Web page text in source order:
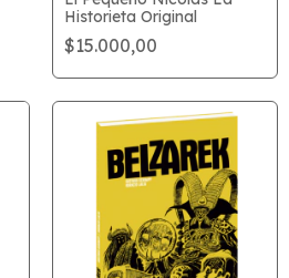
Historieta Original
$15.000,00